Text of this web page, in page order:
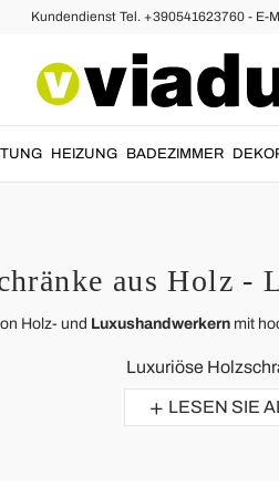
Kundendienst Tel. +390541623760 - E-
HEIZUNG BADEZIMMER
aus Holz -
Holz- und Luxushandwerkernmit
Luxuriöse
LESEN SIE